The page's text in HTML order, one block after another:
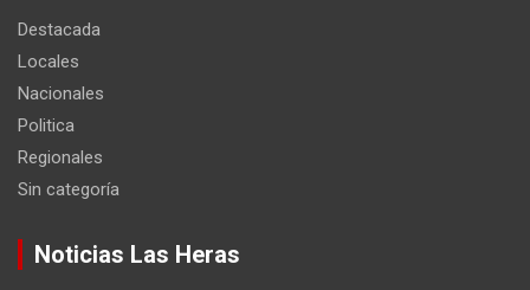
Destacada
Locales
Nacionales
Politica
Regionales
Sin categoría
Noticias Las Heras